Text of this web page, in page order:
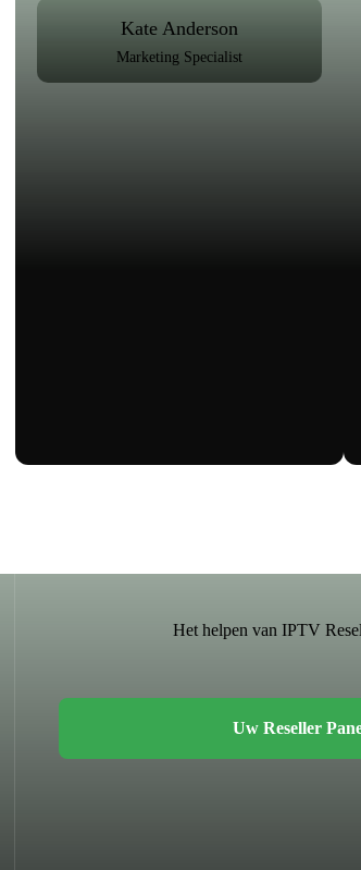
Kate Anderson
Marketing Specialist
Het helpen van IPTV
Uw Reseller